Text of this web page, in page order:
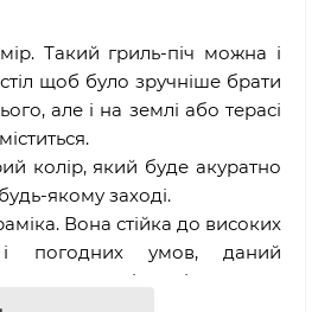
Такий гриль-піч можна і
щоб було зручніше брати
але і на землі або терасі
колір, який буде акуратно
якому заході.
Вона стійка до високих
і погодних умов, даний
вам вірою і правдою